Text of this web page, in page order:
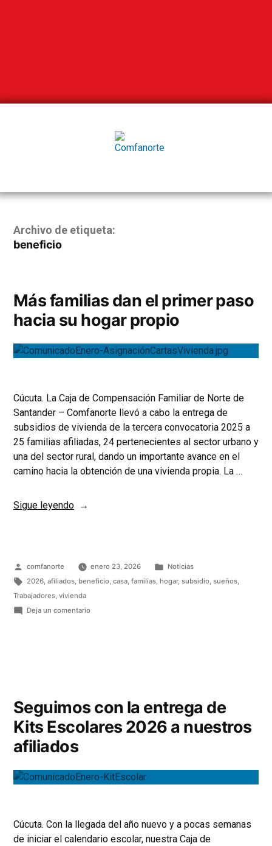
Archivo de etiqueta:
beneficio
Más familias dan el primer paso
hacia su hogar propio
Cúcuta. La Caja de Compensación Familiar de Norte de
Santander – Comfanorte llevó a cabo la entrega de
subsidios de vivienda de la tercera convocatoria 2025 a
25 familias afiliadas, 24 pertenecientes al sector urbano y
una del sector rural, dando un importante avance en el
camino hacia la obtención de una vivienda propia. La …
Sigue leyendo
comfanorte enero 23, 2026
Noticias
2026, afiliados, beneficio, casa, familias, hogar, subsidio, sueños,
Trabajadores, vivienda
Deja un comentario
Seguimos con la entrega de
Kits Escolares 2026 a nuestros
afiliados
Cúcuta. Con la llegada del año nuevo y a pocas semanas
de iniciar el calendario escolar, nuestra Caja de